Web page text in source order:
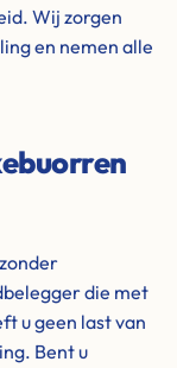
Wij zorgen
en nemen alle
die met
u geen last van
Bent u